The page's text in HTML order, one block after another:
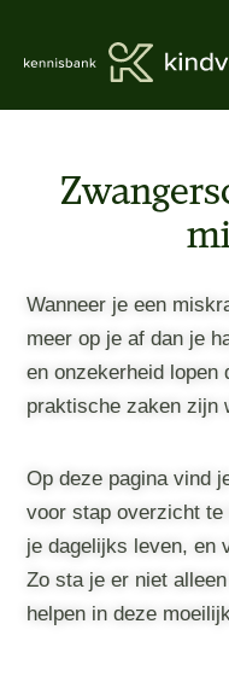
Wanneer je een
meer op je af dan je
en onzekerheid lopen
praktische zaken zijn
Op deze pagina vind
voor stap overzicht
je dagelijks leven, en
Zo sta je er niet
helpen in deze